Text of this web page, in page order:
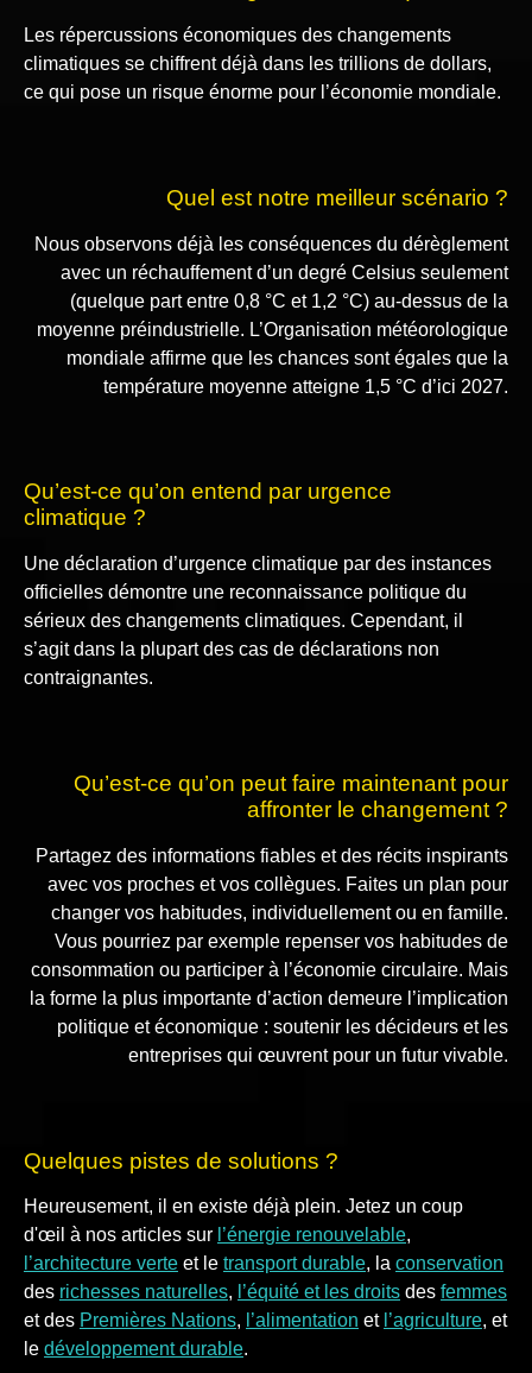
Les répercussions économiques des changements
climatiques se chiffrent déjà dans les trillions de dollars,
ce qui pose un risque énorme pour l’économie mondiale.
Quel est notre meilleur scénario ?
Nous observons déjà les conséquences du dérèglement
avec un réchauffement d’un degré Celsius seulement
(quelque part entre 0,8 °C et 1,2 °C) au-dessus de la
moyenne préindustrielle. L’Organisation météorologique
mondiale affirme que les chances sont égales que la
température moyenne atteigne 1,5 °C d’ici 2027.
Qu’est-ce qu’on entend par urgence
climatique ?
Une déclaration d’urgence climatique par des instances
officielles démontre une reconnaissance politique du
sérieux des changements climatiques. Cependant, il
s’agit dans la plupart des cas de déclarations non
contraignantes.
Qu’est-ce qu’on peut faire maintenant pour
affronter le changement ?
Partagez des informations fiables et des récits inspirants
avec vos proches et vos collègues. Faites un plan pour
changer vos habitudes, individuellement ou en famille.
Vous pourriez par exemple repenser vos habitudes de
consommation ou participer à l’économie circulaire. Mais
la forme la plus importante d’action demeure l’implication
politique et économique : soutenir les décideurs et les
entreprises qui œuvrent pour un futur vivable.
Quelques pistes de solutions ?
Heureusement, il en existe déjà plein. Jetez un coup
d'œil à nos articles sur l’énergie renouvelable,
l’architecture verte et le transport durable, la conservation
des richesses naturelles, l’équité et les droits des femmes
et des Premières Nations, l’alimentation et l’agriculture, et
le développement durable.